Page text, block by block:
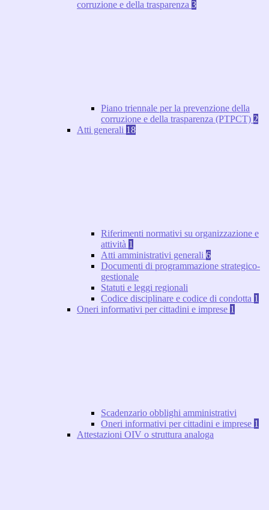
corruzione e della trasparenza 3
Piano triennale per la prevenzione della
corruzione e della trasparenza (PTPCT) 2
Atti generali 18
Riferimenti normativi su organizzazione e
attività 1
Atti amministrativi generali 6
Documenti di programmazione strategico-
gestionale
Statuti e leggi regionali
Codice disciplinare e codice di condotta 1
Oneri informativi per cittadini e imprese 1
Scadenzario obblighi amministrativi
Oneri informativi per cittadini e imprese 1
Attestazioni OIV o struttura analoga